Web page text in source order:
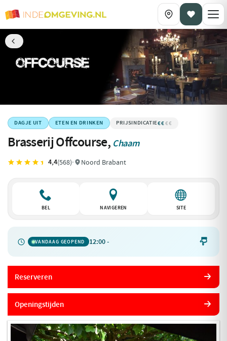
DAGJE UIT ETEN EN DRINKEN €€
€€€€
Brasserij Offcourse, Chaam
4,4(568)· Noord Brabant
BEL NAVIGEREN SITE
VANDAAG GEOPEND 12:00 - 
Reserveren
Openingstijden